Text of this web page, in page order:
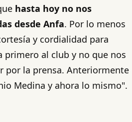
hasta hoy no nos
desde Anfa. Por lo menos
y cordialidad para
primero al club y no que nos
por la prensa. Anteriormente
Medina y ahora lo mismo".